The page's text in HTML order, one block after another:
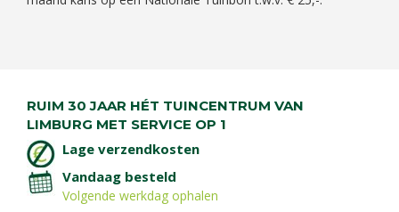
RUIM 30 JAAR HÉT TUINCENTRUM VAN
LIMBURG MET SERVICE OP 1
Lage verzendkosten
Vandaag besteld
Volgende werkdag ophalen